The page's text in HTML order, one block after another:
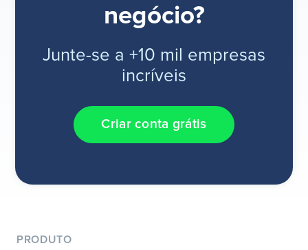
negócio?
Junte-se a +10 mil empresas
incríveis
Criar conta grátis
PRODUTO